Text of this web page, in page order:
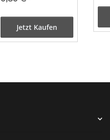
Jetzt Kaufen